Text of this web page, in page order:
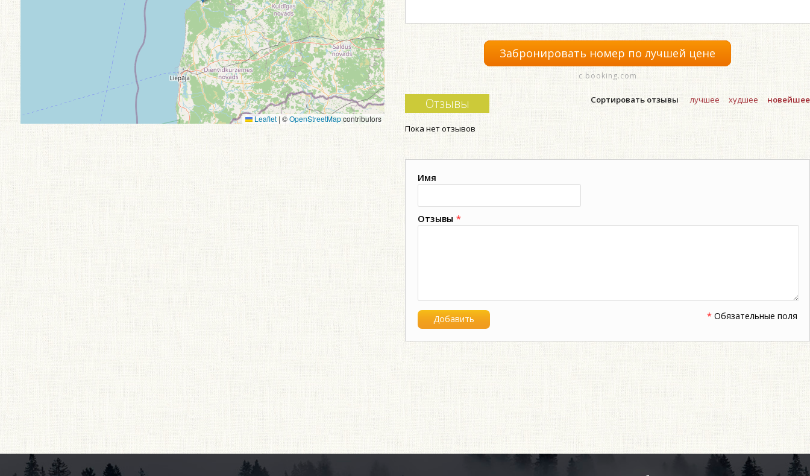
Leaflet | ©OpenStreetMapcontributors
Забронировать номер по лучшей цене
с booking.com
Сортировать отзывы лучшее худшее новейшее
Отзывы
Пока нет отзывов
Имя
Отзывы *
* Обязательные поля